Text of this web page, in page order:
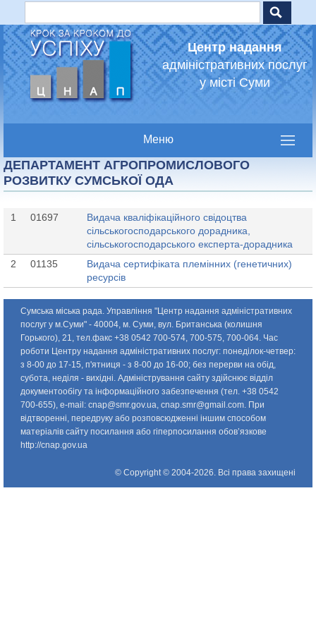
Центр надання
адміністративних послуг
у місті Суми
ДЕПАРТАМЕНТ АГРОПРОМИСЛОВОГО
РОЗВИТКУ СУМСЬКОЇ ОДА
1 01697
Видача кваліфікаційного свідоцтва
сільськогосподарського дорадника,
сільськогосподарського експерта-дорадника
2
01135
Видача сертифіката племінних (генетичних)
ресурсів
Пошукова форма
Сумська міська рада. Управління "Центр надання адміністративних
послуг у м.Суми" - 40004, м. Суми, вул. Британська (колишня
Горького), 21, тел.факс +38 0542 700-574, 700-575, 700-064. Час
роботи Центру надання адміністративних послуг: понедiлок-четвер:
з 8-00 до 17-15, п'ятниця - з 8-00 до 16-00; без перерви на обід,
субота, неділя - вихідні. Адміністрування сайту здійснює відділ
документообігу та інформаційного забезпечення (тел. +38 0542
700-655), e-mail: cnap@smr.gov.ua, cnap.smr@gmail.com. При
відтворенні, передруку або розповсюдженні іншим способом
матеріалів сайту посилання або гіперпосилання обов’язкове
http://cnap.gov.ua
© Copyright © 2004-2026. Всі права захищені